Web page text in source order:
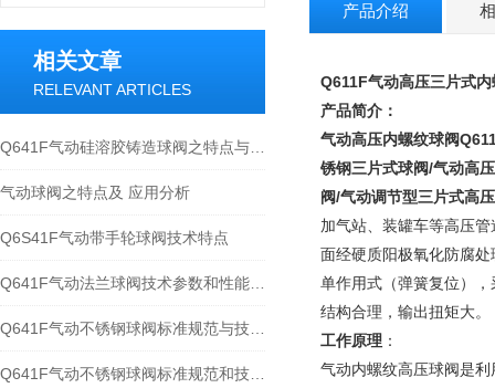
相关文章
RELEVANT ARTICLES
气动球阀之特点及 应用分析
Q6S41F气动带手轮球阀技术特点
产品介绍
Q611F气动高压三片式
产品简介：
气动高压内螺纹球阀
锈钢三片式球阀/气动高
阀/气动调节型三片式高
加气站、装罐车等高压
面经硬质阳极氧化防腐
单作用式（弹簧复位）
结构合理，输出扭矩大。
工作原理 ：
气动内螺纹高压球阀是